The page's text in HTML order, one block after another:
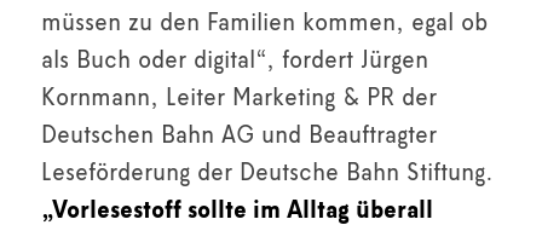
müssen zu den Familien kommen, egal ob
als Buch oder digital“, fordert Jürgen
Kornmann, Leiter Marketing & PR der
Deutschen Bahn AG und Beauftragter
Leseförderung der Deutsche Bahn Stiftung.
„Vorlesestoff sollte im Alltag überall